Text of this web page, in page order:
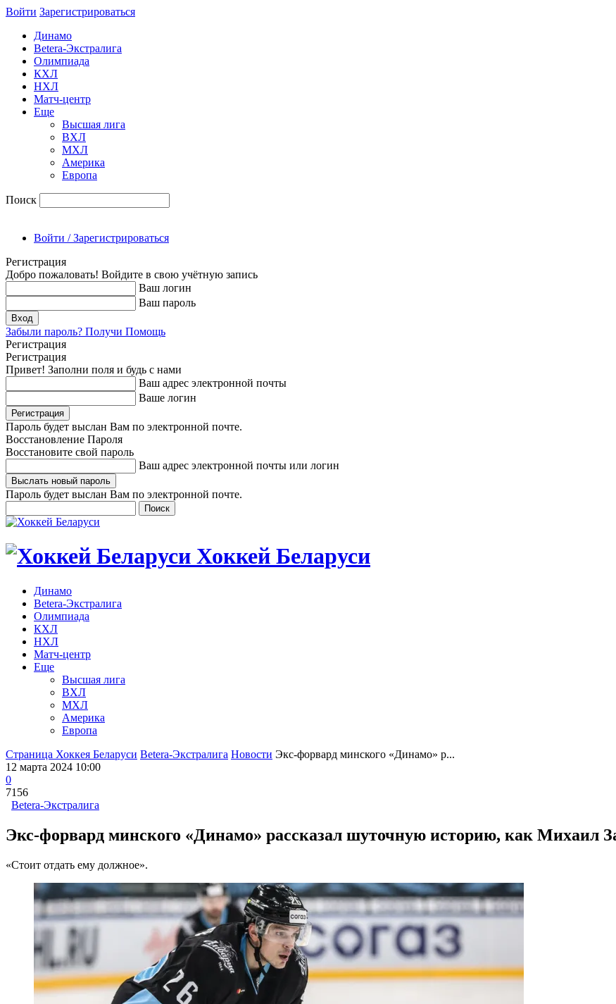
Войти Зарегиcтрироваться
Динамо
Betera-Экстралига
Олимпиада
КХЛ
НХЛ
Матч-центр
Еще
Высшая лига
ВХЛ
МХЛ
Америка
Европа
Поиск
Войти / Зарегистрироваться
Регистрация
Добро пожаловать! Войдите в свою учётную запись
Ваш логин
Ваш пароль
Забыли пароль? Получи Помощь
Регистрация
Регистрация
Привет! Заполни поля и будь с нами
Ваш адрес электронной почты
Ваше логин
Пароль будет выслан Вам по электронной почте.
Восстановление Пароля
Восстановите свой пароль
Ваш адрес электронной почты или логин
Пароль будет выслан Вам по электронной почте.
Хоккей Беларуси
Динамо
Betera-Экстралига
Олимпиада
КХЛ
НХЛ
Матч-центр
Еще
Высшая лига
ВХЛ
МХЛ
Америка
Европа
Страница Хоккея Беларуси Betera-Экстралига Новости Экс-форвард минского «Динамо» р...
12 марта 2024 10:00
0
7156
Betera-Экстралига
Экс-форвард минского «Динамо» рассказал шуточную историю, как Михаил
«Стоит отдать ему должное».